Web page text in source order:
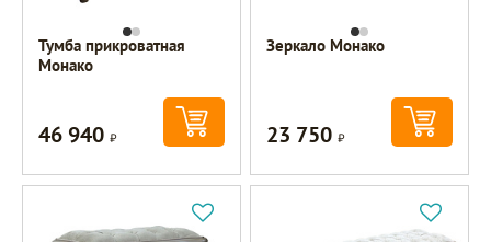
Тумба прикроватная
Монако
46 940Р
Зеркало Монако
23 750Р